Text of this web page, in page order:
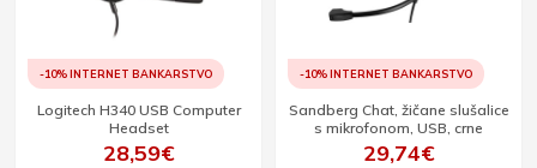
-10% INTERNET BANKARSTVO
Logitech H340 USB Computer
Headset
28,59€
-10% INTERNET BANKARSTVO
Sandberg Chat, žičane slušalice
s mikrofonom, USB, crne
29,74€